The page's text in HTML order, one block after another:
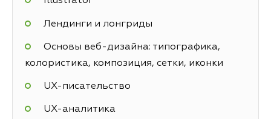
Лендинги и лонгриды
Основы веб-дизайна: типографика,
колористика, композиция, сетки, иконки
UX-писательство
UX-аналитика